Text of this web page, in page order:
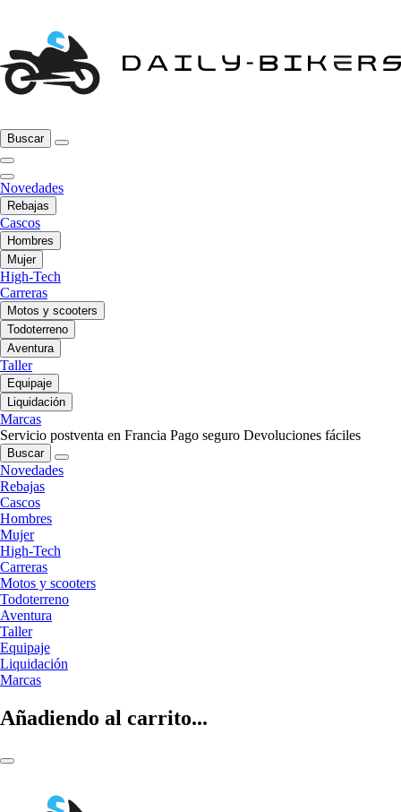
Buscar
Novedades
Rebajas
Cascos
Hombres
Mujer
High-Tech
Carreras
Motos y scooters
Todoterreno
Aventura
Taller
Equipaje
Liquidación
Marcas
Servicio postventa en Francia Pago seguro Devoluciones fáciles
Buscar
Novedades
Rebajas
Cascos
Hombres
Mujer
High-Tech
Carreras
Motos y scooters
Todoterreno
Aventura
Taller
Equipaje
Liquidación
Marcas
Añadiendo al carrito...